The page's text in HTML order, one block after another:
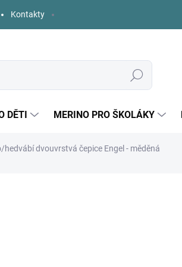
Kontakty
Hledat
DĚTI MERINO PRO ŠKOLÁKY
hedvábí dvouvrstvá čepice Engel - měděná